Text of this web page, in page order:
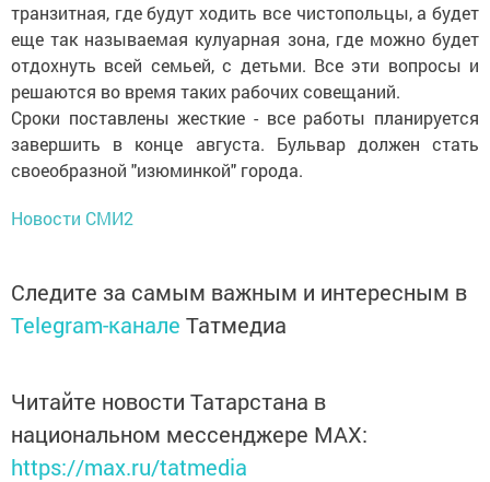
транзитная, где будут ходить все чистопольцы, а будет
еще так называемая кулуарная зона, где можно будет
отдохнуть всей семьей, с детьми. Все эти вопросы и
решаются во время таких рабочих совещаний.
Сроки поставлены жесткие - все работы планируется
завершить в конце августа. Бульвар должен стать
своеобразной "изюминкой" города.
Новости СМИ2
Следите за самым важным и интересным в
Telegram-канале Татмедиа
Читайте новости Татарстана в
национальном мессенджере MАХ:
https://max.ru/tatmedia